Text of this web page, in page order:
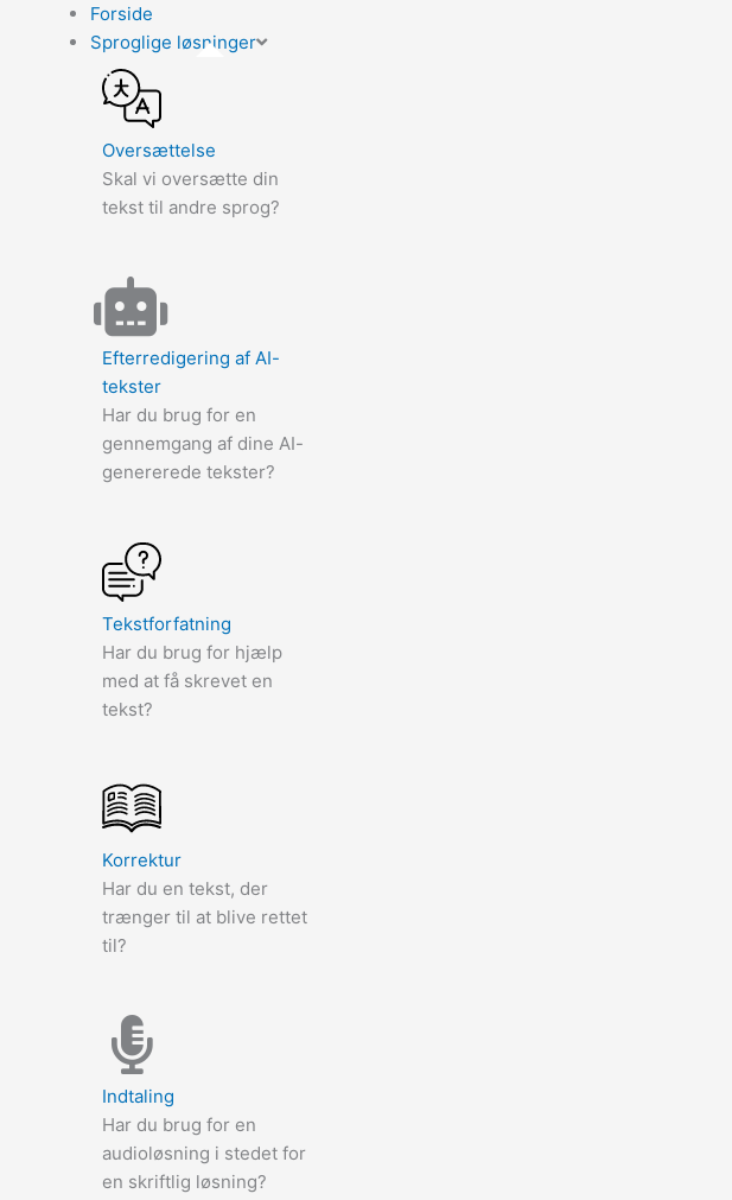
Forside
Sproglige løsninger
Oversættelse
Skal vi oversætte din
tekst til andre sprog?
Efterredigering af AI-
tekster
Har du brug for en
gennemgang af dine AI-
genererede tekster?
Tekstforfatning
Har du brug for hjælp
med at få skrevet en
tekst?
Korrektur
Har du en tekst, der
trænger til at blive rettet
til?
Indtaling
Har du brug for en
audioløsning i stedet for
en skriftlig løsning?